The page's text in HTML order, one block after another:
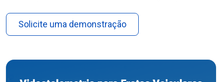
Solicite uma demonstração